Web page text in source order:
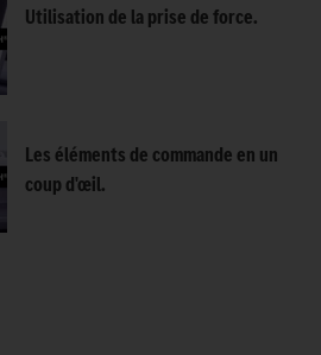
Utilisation de la prise de force.
Les éléments de commande en un
coup d'œil.